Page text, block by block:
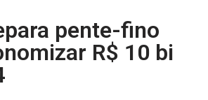
pente-fino
R$ 10 bi